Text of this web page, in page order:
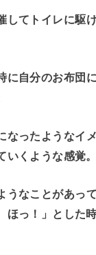
してトイレに駆
に自分のお布団
なったようなイ
いくような感覚。
うなことがあっ
ほっ！」とした